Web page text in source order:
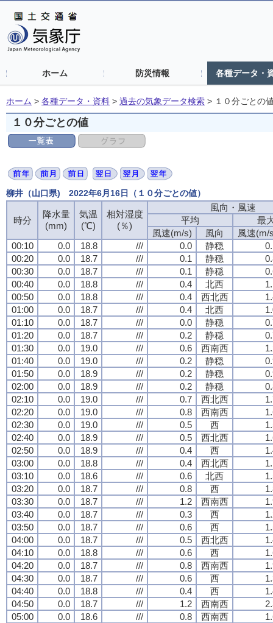
ホーム 防災情報 各種データ・
ホーム > 各種データ・資料 > 過去の気象データ検索 > １０分ごとの
１０分ごとの値
柳井（山口県) 2022年6月16日（１０分ごとの値）
時分
降水量
(mm)
気温
(℃)
相対湿度
(％)
風向・風速
平均
最
風速(m/s)
風向
風速(m/
00:10
0.0 18.8 /// 0.0 静穏
00:20
0.0 18.7 /// 0.1 静穏
00:30
0.0 18.7 /// 0.1 静穏
00:40
0.0 18.8 /// 0.4 北西
00:50
0.0 18.8 /// 0.4 西北西
01:00
0.0 18.7 /// 0.4 北西
01:10
0.0 18.7 /// 0.0 静穏
01:20
0.0 18.7 /// 0.2 静穏
01:30
0.0 19.0 /// 0.6 西南西
01:40
0.0 19.0 /// 0.2 静穏
01:50
0.0 18.9 /// 0.2 静穏
02:00
0.0 18.9 /// 0.2 静穏
02:10
0.0 19.0 /// 0.7 西北西
02:20
0.0 19.0 /// 0.8 西南西
02:30
0.0 19.0 /// 0.5 西
02:40
0.0 18.9 /// 0.5 西北西
02:50
0.0 18.9 /// 0.4 西
03:00
0.0 18.8 /// 0.4 西北西
03:10
0.0 18.6 /// 0.6 北西
03:20
0.0 18.7 /// 0.8 西
03:30
0.0 18.7 /// 1.2 西南西
03:40
0.0 18.7 /// 0.3 西
03:50
0.0 18.7 /// 0.6 西
04:00
0.0 18.7 /// 0.5 西北西
04:10
0.0 18.8 /// 0.6 西
04:20
0.0 18.7 /// 0.8 西南西
04:30
0.0 18.7 /// 0.6 西
04:40
0.0 18.8 /// 0.4 西
04:50
0.0 18.7 /// 1.2 西南西
05:00
0.0 18.6 /// 0.8 西南西